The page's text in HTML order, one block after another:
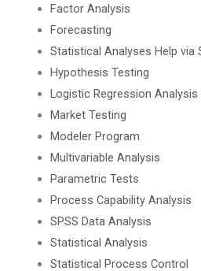
Factor Analysis
Forecasting
Statistical Analyses Help via
Hypothesis Testing
Logistic Regression Analysis
Market Testing
Modeler Program
Multivariable Analysis
Parametric Tests
Process Capability Analysis
SPSS Data Analysis
Statistical Analysis
Statistical Process Control